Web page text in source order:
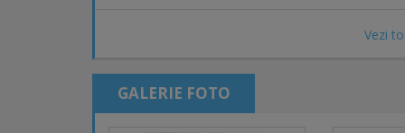
Vezi
GALERIE FOTO